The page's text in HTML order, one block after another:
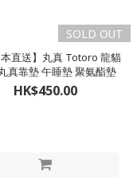
SOLD OUT
本直送】丸真 Totoro 龍貓
真靠墊 午睡墊 聚氨酯墊
HK$450.00